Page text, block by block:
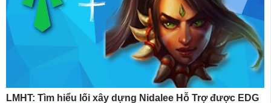
LMHT: Tìm hiểu lối xây dựng Nidalee Hỗ Trợ được EDG